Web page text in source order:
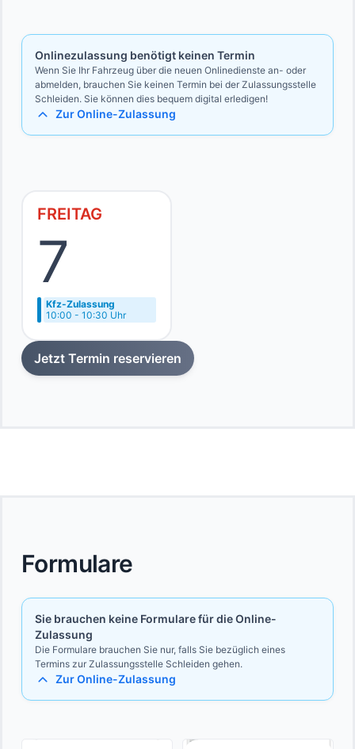
Onlinezulassung benötigt keinen Termin
Wenn Sie Ihr Fahrzeug über die neuen Onlinedienste an- oder
abmelden, brauchen Sie keinen Termin bei der Zulassungsstelle
Schleiden. Sie können dies bequem digital erledigen!
Zur Online-Zulassung
FREITAG
7
Kfz-Zulassung
10:00 - 10:30 Uhr
Jetzt Termin reservieren
Formulare
Sie brauchen keine Formulare für die Online-
Zulassung
Die Formulare brauchen Sie nur, falls Sie bezüglich eines
Termins zur Zulassungsstelle Schleiden gehen.
Zur Online-Zulassung